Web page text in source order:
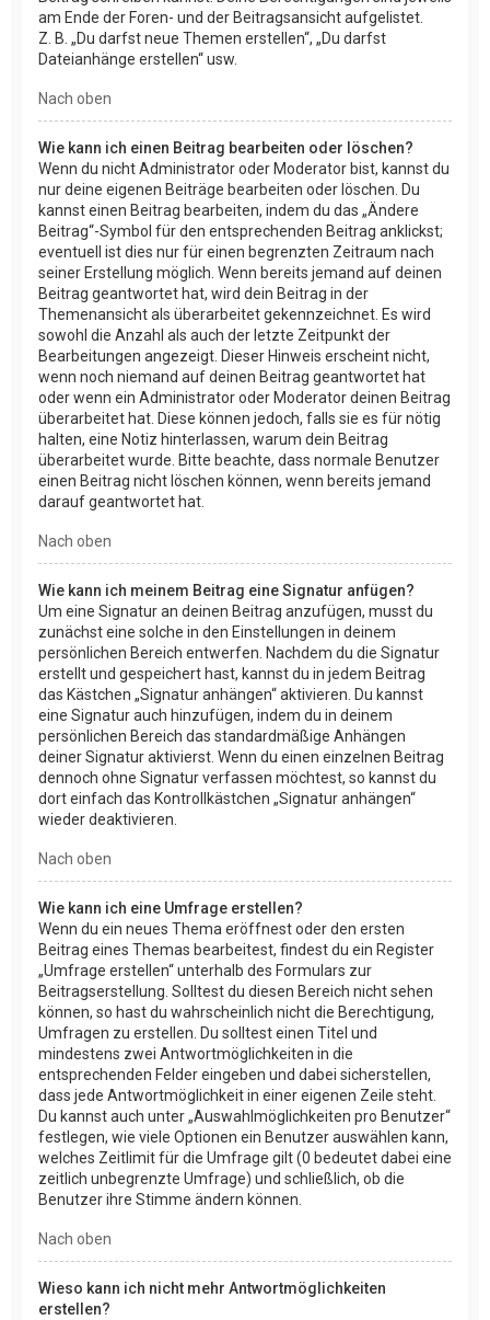
am Ende der Foren- und der Beitragsansicht aufgelistet.
Z. B. „Du darfst neue Themen erstellen“, „Du darfst
Dateianhänge erstellen“ usw.
Nach oben
Wie kann ich einen Beitrag bearbeiten oder löschen?
Wenn du nicht Administrator oder Moderator bist, kannst du
nur deine eigenen Beiträge bearbeiten oder löschen. Du
kannst einen Beitrag bearbeiten, indem du das „Ändere
Beitrag“-Symbol für den entsprechenden Beitrag anklickst;
eventuell ist dies nur für einen begrenzten Zeitraum nach
seiner Erstellung möglich. Wenn bereits jemand auf deinen
Beitrag geantwortet hat, wird dein Beitrag in der
Themenansicht als überarbeitet gekennzeichnet. Es wird
sowohl die Anzahl als auch der letzte Zeitpunkt der
Bearbeitungen angezeigt. Dieser Hinweis erscheint nicht,
wenn noch niemand auf deinen Beitrag geantwortet hat
oder wenn ein Administrator oder Moderator deinen Beitrag
überarbeitet hat. Diese können jedoch, falls sie es für nötig
halten, eine Notiz hinterlassen, warum dein Beitrag
überarbeitet wurde. Bitte beachte, dass normale Benutzer
einen Beitrag nicht löschen können, wenn bereits jemand
darauf geantwortet hat.
Nach oben
Wie kann ich meinem Beitrag eine Signatur anfügen?
Um eine Signatur an deinen Beitrag anzufügen, musst du
zunächst eine solche in den Einstellungen in deinem
persönlichen Bereich entwerfen. Nachdem du die Signatur
erstellt und gespeichert hast, kannst du in jedem Beitrag
das Kästchen „Signatur anhängen“ aktivieren. Du kannst
eine Signatur auch hinzufügen, indem du in deinem
persönlichen Bereich das standardmäßige Anhängen
deiner Signatur aktivierst. Wenn du einen einzelnen Beitrag
dennoch ohne Signatur verfassen möchtest, so kannst du
dort einfach das Kontrollkästchen „Signatur anhängen“
wieder deaktivieren.
Nach oben
Wie kann ich eine Umfrage erstellen?
Wenn du ein neues Thema eröffnest oder den ersten
Beitrag eines Themas bearbeitest, findest du ein Register
„Umfrage erstellen“ unterhalb des Formulars zur
Beitragserstellung. Solltest du diesen Bereich nicht sehen
können, so hast du wahrscheinlich nicht die Berechtigung,
Umfragen zu erstellen. Du solltest einen Titel und
mindestens zwei Antwortmöglichkeiten in die
entsprechenden Felder eingeben und dabei sicherstellen,
dass jede Antwortmöglichkeit in einer eigenen Zeile steht.
Du kannst auch unter „Auswahlmöglichkeiten pro Benutzer“
festlegen, wie viele Optionen ein Benutzer auswählen kann,
welches Zeitlimit für die Umfrage gilt (0 bedeutet dabei eine
zeitlich unbegrenzte Umfrage) und schließlich, ob die
Benutzer ihre Stimme ändern können.
Nach oben
Wieso kann ich nicht mehr Antwortmöglichkeiten
erstellen?